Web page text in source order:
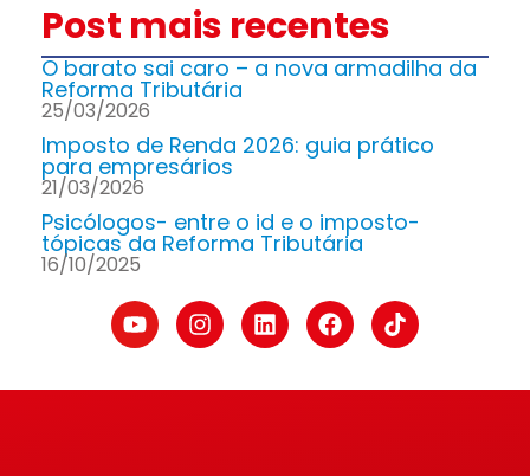
Post mais recentes
O barato sai caro – a nova armadilha da
Reforma Tributária
25/03/2026
Imposto de Renda 2026: guia prático
para empresários
21/03/2026
Psicólogos- entre o id e o imposto-
tópicas da Reforma Tributária
16/10/2025